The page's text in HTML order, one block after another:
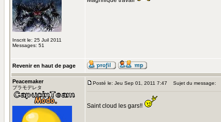
Inscrit le: 25 Juil 2011
Messages: 51
Revenir en haut de page
Peacemaker
プラモデレタ
Posté le: Jeu Sep 01, 2011 7:47 Sujet du message:
Saint cloud les gars!!